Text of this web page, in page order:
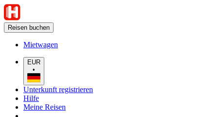
Reisen buchen
Mietwagen
EUR
•
Unterkunft registrieren
Hilfe
Meine Reisen